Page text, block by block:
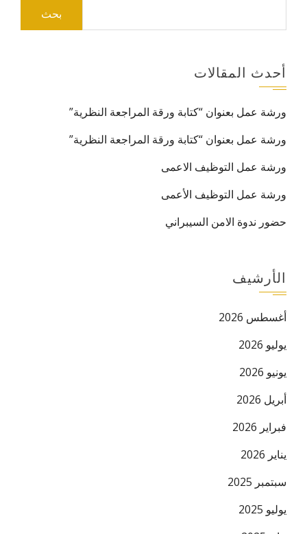
أحدث المقالات
ورشة عمل بعنوان “كتابة ورقة المراجعة النظرية”
ورشة عمل بعنوان “كتابة ورقة المراجعة النظرية”
ورشة عمل التوظيف الاعمى
ورشة عمل التوظيف الأعمى
حضور ندوة الامن السيبراني
الأرشيف
أغسطس 2026
يوليو 2026
يونيو 2026
أبريل 2026
فبراير 2026
يناير 2026
سبتمبر 2025
يوليو 2025